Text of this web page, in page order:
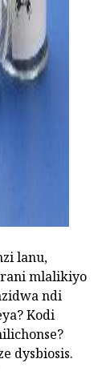
lanu,
mlalikiyo
ndi
Kodi
dysbiosis.